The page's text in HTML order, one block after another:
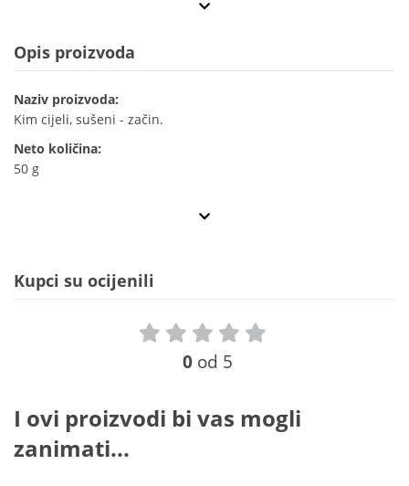
Opis proizvoda
Naziv proizvoda:
Kim cijeli, sušeni - začin.
Neto količina:
50 g
Kupci su ocijenili
0 od 5
I ovi proizvodi bi vas mogli
zanimati...